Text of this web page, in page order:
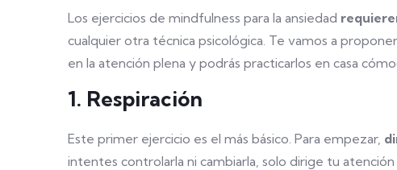
Los ejercicios de mindfulness para la ansiedad
cualquier otra técnica psicológica. Te vamos a
en la atención plena y podrás practicarlos en casa
1. Respiración
Este primer ejercicio es el más básico. Para empezar,
intentes controlarla ni cambiarla, solo dirige tu